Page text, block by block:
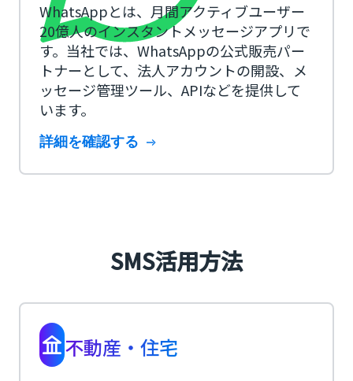
WhatsAppとは、月間アクティブユーザー
20億人のインスタントメッセージアプリで
す。当社では、WhatsAppの公式販売パー
トナーとして、法人アカウントの開設、メ
ッセージ管理ツール、APIなどを提供して
います。
詳細を確認する
SMS活用方法
不動産・住宅